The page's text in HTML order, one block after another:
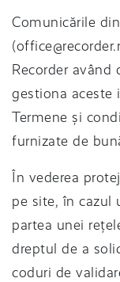
Comunicările
(
Recorder
gestiona
Termene și
furnizate de
În vederea
pe site, în cazul
partea unei
dreptul de a
coduri de